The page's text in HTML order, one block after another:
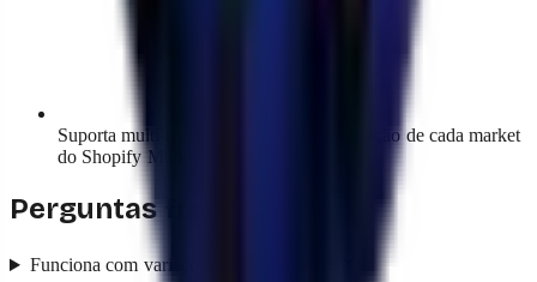
Suporta multi-moeda: respeita a configuração de cada market
do Shopify Markets.
Perguntas frequentes
Funciona com variações (tamanho, cor)?